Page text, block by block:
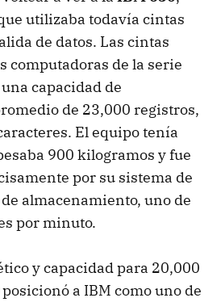
utilizaba todavía cintas
de datos. Las cintas
computadoras de la serie
capacidad de
de 23,000 registros,
El equipo tenía
900 kilogramos y fue
por su sistema de
almacenamiento, uno de
por minuto.
y capacidad para 20,000
a IBM como uno de